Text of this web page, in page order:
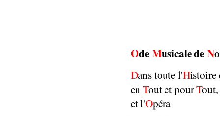
OdeMusicale deN
Dans toute l'Histoire
en Tout et pourT
et l'Opéra